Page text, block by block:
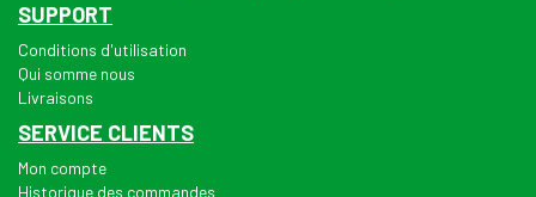
SUPPORT
Conditions d'utilisation
Qui somme nous
Livraisons
SERVICE CLIENTS
Mon compte
Historique des commandes